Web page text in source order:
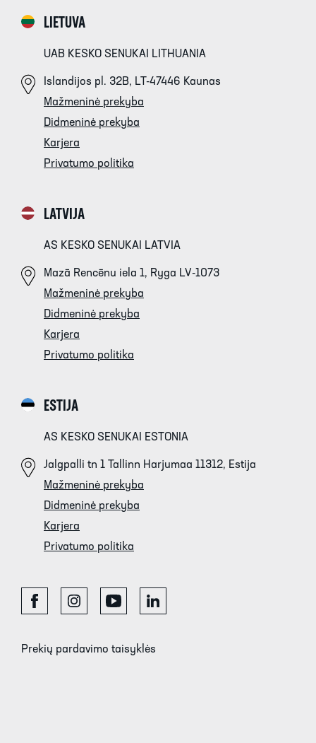
LIETUVA
UAB KESKO SENUKAI LITHUANIA
Islandijos pl. 32B, LT-47446 Kaunas
Mažmeninė prekyba
Didmeninė prekyba
Karjera
Privatumo politika
LATVIJA
AS KESKO SENUKAI LATVIA
Mazā Rencēnu iela 1, Ryga LV-1073
Mažmeninė prekyba
Didmeninė prekyba
Karjera
Privatumo politika
ESTIJA
AS KESKO SENUKAI ESTONIA
Jalgpalli tn 1 Tallinn Harjumaa 11312, Estija
Mažmeninė prekyba
Didmeninė prekyba
Karjera
Privatumo politika
Prekių pardavimo taisyklės